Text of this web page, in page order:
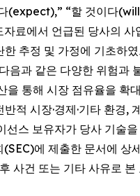
“할 것이다
료에서 언급된 당사의
추정 및 가정에 기초하
음과 같은 다양한 위험
통해 시장 점유율을
적 시장·경제·기타 환
선스 보유자가 당사 기
에 제출한 문서에
사건 또는 기타 사유로